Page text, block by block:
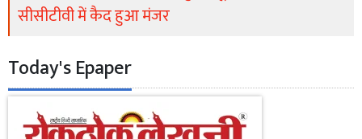
सीसीटीवी में कैद हुआ मंजर
Today's Epaper